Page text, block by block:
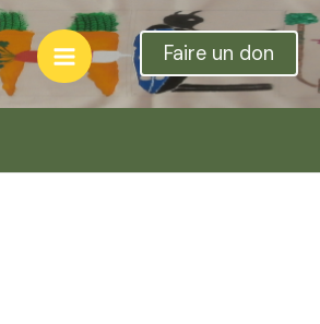
Main
Faire un don